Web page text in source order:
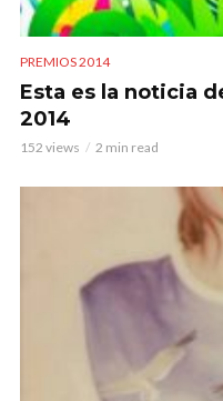
PREMIOS 2014
Esta es la noticia
2014
152 views 2 min read